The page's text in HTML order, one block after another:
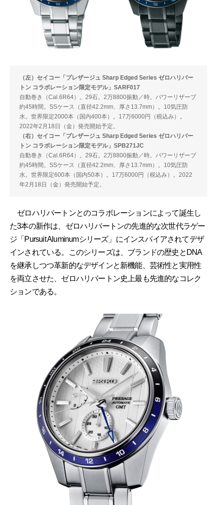
（左）セイコー「プレザージュ Sharp Edged Series ゼロハリバー
トン コラボレーション限定モデル」SARF017
自動巻き（Cal.6R64）。29石。2万8800振動／時。パワーリザーブ
約45時間。SSケース（直径42.2mm、厚さ13.7mm）。10気圧防
水。世界限定2000本（国内400本）。17万6000円（税込み）。
2022年2月18日（金）発売開始予定。
（右）セイコー「プレザージュ Sharp Edged Series ゼロハリバー
トン コラボレーション限定モデル」SPB271JC
自動巻き（Cal.6R64）。29石。2万8800振動／時。パワーリザーブ
約45時間。SSケース（直径42.2mm、厚さ13.7mm）。10気圧防
水。世界限定600本（国内50本）。17万6000円（税込み）。2022
年2月18日（金）発売開始予定。
ゼロハリバートンとのコラボレーションによって誕生し
た3本の新作は、ゼロハリバートンの先進的な次世代ラゲー
ジ「Pursuit Aluminumシリーズ」にインスパイアされてデザ
インされている。このシリーズは、ブランドの歴史とDNA
を継承しつつ革新的なデザインと新機能、芸術性と実用性
を両立させた、ゼロハリバートン史上最も先進的なコレク
ションである。